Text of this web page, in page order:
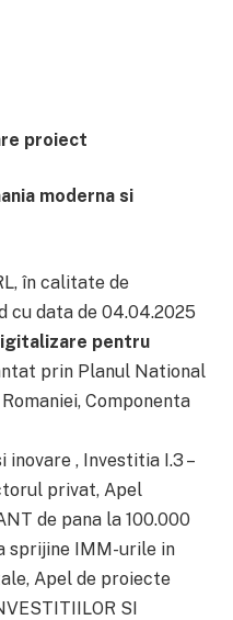
proiect
moderna si
în calitate de
cu data de 04.04.2025
pentru
prin Planul National
Componenta
, Investitia I.3 –
privat, Apel
de pana la 100.000
sprijine IMM-urile in
Apel de proiecte
SI